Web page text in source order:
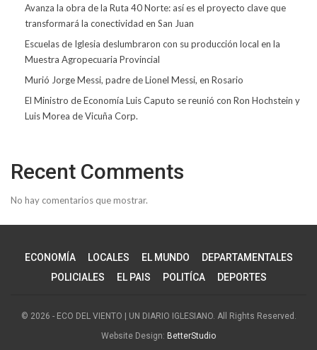
Avanza la obra de la Ruta 40 Norte: así es el proyecto clave que
transformará la conectividad en San Juan
Escuelas de Iglesia deslumbraron con su producción local en la
Muestra Agropecuaria Provincial
Murió Jorge Messi, padre de Lionel Messi, en Rosario
El Ministro de Economía Luis Caputo se reunió con Ron Hochstein y
Luis Morea de Vicuña Corp.
Recent Comments
No hay comentarios que mostrar.
ECONOMÍA LOCALES EL MUNDO
DEPARTAMENTALES
POLICIALES
EL PAIS POLITÍCA DEPORTES
© 2026 - ECO DEL VIENTO | UN DIARIO IGLESIANO. All Rights Reserved.
Website Design: BetterStudio